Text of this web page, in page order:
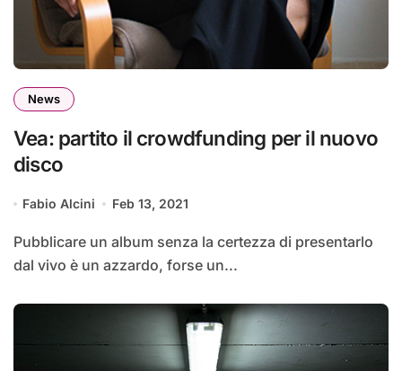
News
Vea: partito il crowdfunding per il nuovo
disco
Fabio Alcini Feb 13, 2021
Pubblicare un album senza la certezza di presentarlo
dal vivo è un azzardo, forse un...